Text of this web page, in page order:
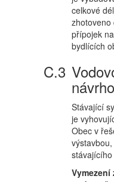
celkové
zhotoveno
přípojek
bydlících
Stávající
je
Obec v